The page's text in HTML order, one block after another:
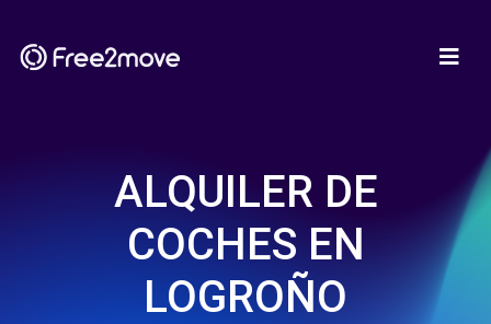
ALQUILER DE
COCHES EN
LOGROÑO